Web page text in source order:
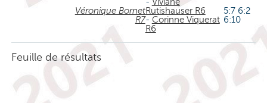
Véronique Bornet
R7
Rutishauser R6
- Corinne Viquerat
R6
5:7 6:2
6:10
Feuille de résultats